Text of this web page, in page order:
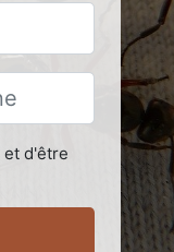
et d'être